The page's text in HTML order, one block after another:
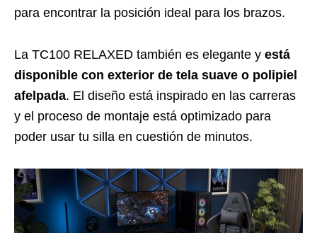
para encontrar la posición ideal para los brazos.
La TC100 RELAXED también es elegante y está
disponible con exterior de tela suave o polipiel
afelpada. El diseño está inspirado en las carreras
y el proceso de montaje está optimizado para
poder usar tu silla en cuestión de minutos.